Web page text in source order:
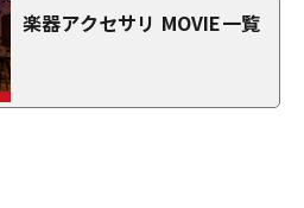
楽器アクセサリ MOVIE一覧